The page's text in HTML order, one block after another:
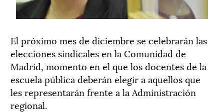
El próximo mes de diciembre se celebrarán las
elecciones sindicales en la Comunidad de
Madrid, momento en el que los docentes de la
escuela pública deberán elegir a aquellos que
les representarán frente a la Administración
regional.